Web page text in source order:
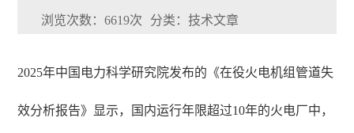
浏览次数：6619次 分类：技术文章
2025年中国电力科学研究院发布的《在役火电机组管道失
效分析报告》显示，国内运行年限超过10年的火电厂中，